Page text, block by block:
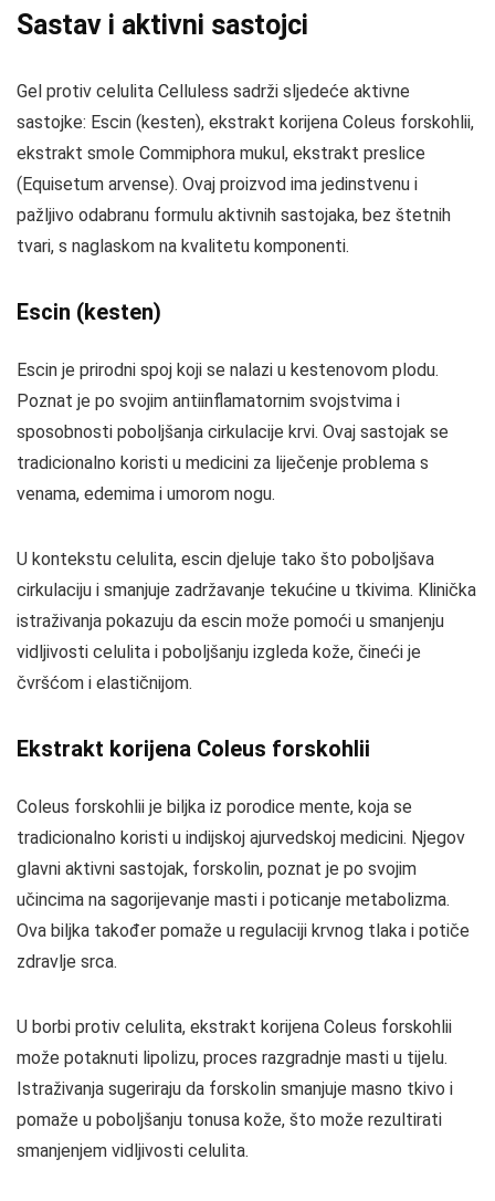
Sastav i aktivni sastojci
Gel protiv celulita Celluless sadrži sljedeće aktivne
sastojke: Escin (kesten), ekstrakt korijena Coleus forskohlii,
ekstrakt smole Commiphora mukul, ekstrakt preslice
(Equisetum arvense). Ovaj proizvod ima jedinstvenu i
pažljivo odabranu formulu aktivnih sastojaka, bez štetnih
tvari, s naglaskom na kvalitetu komponenti.
Escin (kesten)
Escin je prirodni spoj koji se nalazi u kestenovom plodu.
Poznat je po svojim antiinflamatornim svojstvima i
sposobnosti poboljšanja cirkulacije krvi. Ovaj sastojak se
tradicionalno koristi u medicini za liječenje problema s
venama, edemima i umorom nogu.
U kontekstu celulita, escin djeluje tako što poboljšava
cirkulaciju i smanjuje zadržavanje tekućine u tkivima. Klinička
istraživanja pokazuju da escin može pomoći u smanjenju
vidljivosti celulita i poboljšanju izgleda kože, čineći je
čvršćom i elastičnijom.
Ekstrakt korijena Coleus forskohlii
Coleus forskohlii je biljka iz porodice mente, koja se
tradicionalno koristi u indijskoj ajurvedskoj medicini. Njegov
glavni aktivni sastojak, forskolin, poznat je po svojim
učincima na sagorijevanje masti i poticanje metabolizma.
Ova biljka također pomaže u regulaciji krvnog tlaka i potiče
zdravlje srca.
U borbi protiv celulita, ekstrakt korijena Coleus forskohlii
može potaknuti lipolizu, proces razgradnje masti u tijelu.
Istraživanja sugeriraju da forskolin smanjuje masno tkivo i
pomaže u poboljšanju tonusa kože, što može rezultirati
smanjenjem vidljivosti celulita.